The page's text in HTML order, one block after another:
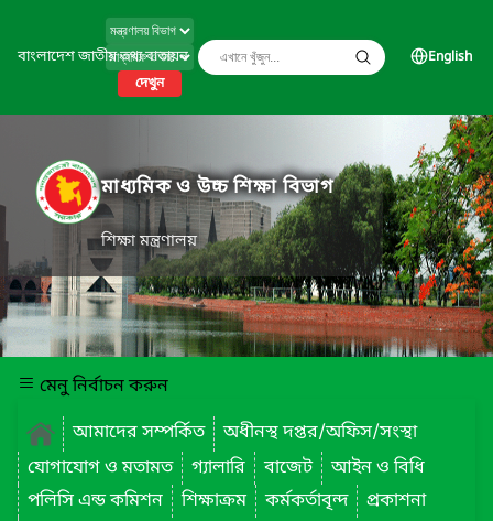
বাংলাদেশ জাতীয় তথ্য বাতায়ন
দেখুন
English
মাধ্যমিক ও উচ্চ শিক্ষা বিভাগ
শিক্ষা মন্ত্রণালয়
মেনু নির্বাচন করুন
আমাদের সম্পর্কিত
অধীনস্থ দপ্তর/অফিস/সংস্থা
যোগাযোগ ও মতামত
গ্যালারি বাজেট
আইন ও বিধি
পলিসি এন্ড কমিশন
শিক্ষাক্রম কর্মকর্তাবৃন্দ
প্রকাশনা